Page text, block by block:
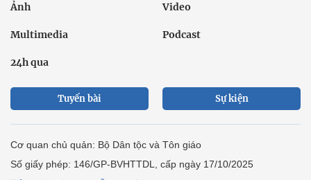
Ảnh Video
Multimedia Podcast
24h qua
Tuyến bài Sự kiện
Cơ quan chủ quản: Bộ Dân tộc và Tôn giáo
Số giấy phép: 146/GP-BVHTTDL, cấp ngày 17/10/2025